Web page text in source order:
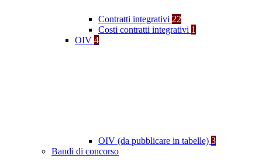
Contratti integrativi 22
Costi contratti integrativi 1
OIV 4
OIV (da pubblicare in tabelle) 3
Bandi di concorso